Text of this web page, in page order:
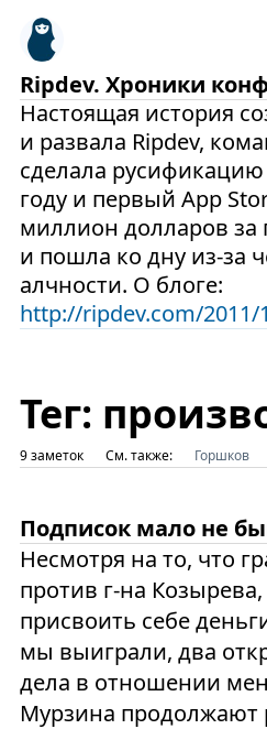
Ripdev. Хроники
Настоящая история
и развала Ripdev,
сделала русификацию
году и первый App
миллион долларов за
и пошла ко дну из-за
алчности. О блоге:
http://ripdev.com/2011/
Тег:
9 заметок См. также: Горшков
Подписок мало не
Несмотря на то, что
против г-на
присвоить себе
мы выиграли, два
дела в отношении
Мурзина продолжают